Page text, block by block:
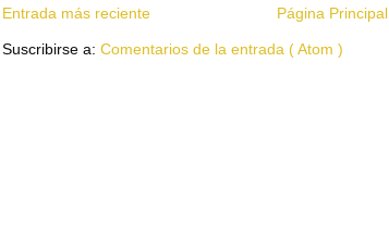
Entrada más reciente Página Principal
Suscribirse a: Comentarios de la entrada ( Atom )